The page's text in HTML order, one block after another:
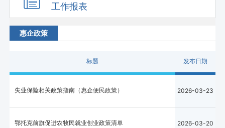
工作报表
惠企政策
标题 发布日期
失业保险相关政策指南（惠企便民政策） 2026-03-23
鄂托克前旗促进农牧民就业创业政策清单 2026-03-20